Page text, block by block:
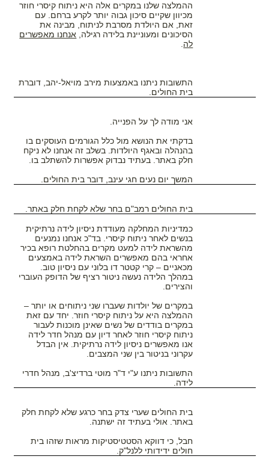
ההמלצה שלנו במקרים אלה היא ניתוח קיסרי חוזר
מכיוון שקיים סיכון גבוה יותר לקרע ברחם. עם
זאת, אם היולדת מסרבת לניתוח, מבינה את
הסיכונים ומעוניינת בלידה רגילה, אנחנו מאפשרים
לה.
התשובות ניתנו באמצעות מירב מויאל-יהב, דוברת
בית החולים.
אני מודה לך על הפנייה.
בדקתי את הנושא מול כלל הגורמים העוסקים בו
בהנהלה ובאגף היולדות. בשלב זה אנחנו לא ניקח
חלק באתר. בעתיד נבדוק אפשרות להשתלב בו.
המשך יום נעים חגי עינב, דובר בית החולים.
בית החולים רמב"ם בחר שלא לקחת חלק באתר.
כמדיניות המחלקה מעודדת ניסיון לידה נרתיקית
בנשים לאחר ניתוח קיסרי. בד"כ אנחנו נמנעים
מהשראת לידה למעט מקרים בהחלטת רופא בכיר
אחראי בהם מאפשרים השראת לידה באמצעים
מכאניים – קרי קטטר דו בלוני עם ניסיון טוב.
במהלך הלידה נעשה ניטור רציף של הדופק העוברי
והצירים.
במקרים של יולדות שעברו שני ניתוחים או יותר –
ההמלצה היא על ניתוח קיסרי חוזר. יחד עם זאת
במקרים בודדים של נשים שאינן מוכנות לעבור
ניתוח קיסרי חוזר לאחר דיון עם מנהל חדר לידה
אנו מאפשרים ניסיון לידה נרתיקית. אין הבדל
עקרוני בניטור בין שני המצבים.
התשובות ניתנו ע"י ד"ר מוטי ברדיצ'ב, מנהל חדרי
לידה.
בית החולים שערי צדק בחר כרגע שלא לקחת חלק
באתר. אולי בעתיד זה ישתנה.
חבל, כי דווקא הסטטיסטיקות מראות שזהו בית
חולים ידידותי ללנל"ק.